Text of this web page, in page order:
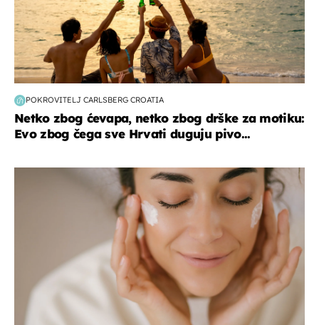
POKROVITELJ CARLSBERG CROATIA
Netko zbog ćevapa, netko zbog drške za motiku:
Evo zbog čega sve Hrvati duguju pivo...
moda & ljepota